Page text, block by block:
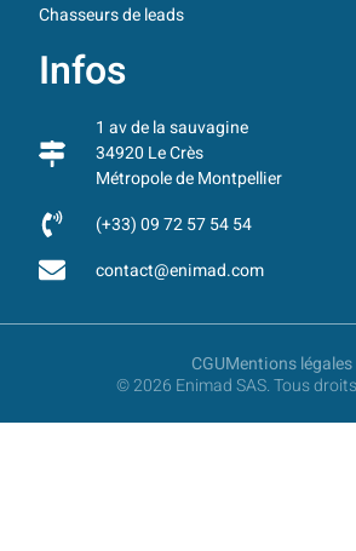
Chasseurs de leads
Infos
1 av de la sauvagine
34920 Le Crès
Métropole de Montpellier
(+33) 09 72 57 54 54
contact@enimad.com
© 2026 Enimad SAS. Tous
CGUMentions légales